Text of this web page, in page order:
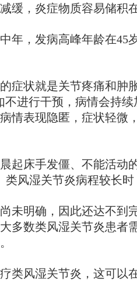
缓，炎症物质容易储积
，发病高峰年龄在45
状就是关节疼痛和肿
进行干预，病情会持
情表现隐匿，症状轻微
床手发僵、不能活动
风湿关节炎病程较长时
明确，因此还达不到完
多数类风湿关节炎患者
风湿关节炎，这可以